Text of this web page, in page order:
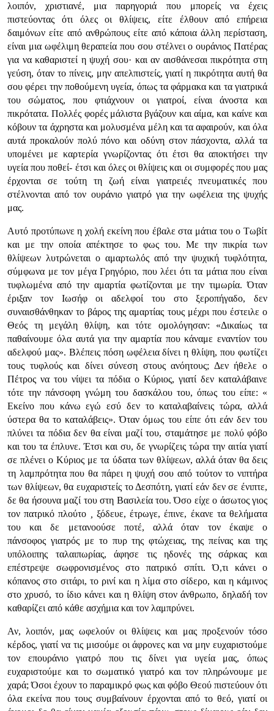
λοιπόν, χριστιανέ, μια παρηγοριά που μπορείς να έχεις
πιστεύοντας ότι όλες οι θλίψεις, είτε έλθουν από επήρεια
δαιμόνων είτε από ανθρώπους είτε από κάποια άλλη περίσταση,
είναι μια ωφέλιμη θεραπεία που σου στέλνει ο ουράνιος Πατέρας
για να καθαριστεί η ψυχή σου· και αν αισθάνεσαι πικρότητα στη
γεύση, όταν το πίνεις, μην απελπιστείς, γιατί η πικρότητα αυτή θα
σου φέρει την ποθούμενη υγεία, όπως τα φάρμακα και τα γιατρικά
του σώματος, που φτιάχνουν οι γιατροί, είναι άνοστα και
πικρότατα. Πολλές φορές μάλιστα βγάζουν και αίμα, και καίνε και
κόβουν τα άχρηστα και μολυσμένα μέλη και τα αφαιρούν, και όλα
αυτά προκαλούν πολύ πόνο και οδύνη στον πάσχοντα, αλλά τα
υπομένει με καρτερία γνωρίζοντας ότι έτσι θα αποκτήσει την
υγεία που ποθεί- έτσι και όλες οι θλίψεις και οι συμφορές που μας
έρχονται σε τούτη τη ζωή είναι γιατρειές πνευματικές που
στέλνονται από τον ουράνιο γιατρό για την ωφέλεια της ψυχής
μας.
Αυτό προτύπωνε η χολή εκείνη που έβαλε στα μάτια του ο Τωβίτ
και με την οποία απέκτησε το φως του. Με την πικρία των
θλίψεων λυτρώνεται ο αμαρτωλός από την ψυχική τυφλότητα,
σύμφωνα με τον μέγα Γρηγόριο, που λέει ότι τα μάτια που είναι
τυφλωμένα από την αμαρτία φωτίζονται με την τιμωρία. Όταν
έριξαν τον Ιωσήφ οι αδελφοί του στο ξεροπήγαδο, δεν
συναισθάνθηκαν το βάρος της αμαρτίας τους μέχρι που έστειλε ο
Θεός τη μεγάλη θλίψη, και τότε ομολόγησαν: «Δικαίως τα
παθαίνουμε όλα αυτά για την αμαρτία που κάναμε εναντίον του
αδελφού μας». Βλέπεις πόση ωφέλεια δίνει η θλίψη, που φωτίζει
τους τυφλούς και δίνει σύνεση στους ανόητους; Δεν ήθελε ο
Πέτρος να του νίψει τα πόδια ο Κύριος, γιατί δεν καταλάβαινε
τότε την πάνσοφη γνώμη του δασκάλου του, όπως του είπε: «
Εκείνο που κάνω εγώ εσύ δεν το καταλαβαίνεις τώρα, αλλά
ύστερα θα το καταλάβεις». Όταν όμως του είπε ότι εάν δεν του
πλύνει τα πόδια δεν θα είναι μαζί του, σταμάτησε με πολύ φόβο
και του τα έπλυνε. Έτσι και συ, δε γνωρίζεις τώρα την αιτία γιατί
σε πλένει ο Κύριος με τα ύδατα των θλίψεων, αλλά όταν θα δεις
τη λαμπρότητα που θα πάρει η ψυχή σου από τούτον το νιπτήρα
των θλίψεων, θα ευχαριστείς το Δεσπότη, γιατί εάν δεν σε ένιπτε,
δε θα ήσουνα μαζί του στη Βασιλεία του. Όσο είχε ο άσωτος γιος
τον πατρικό πλούτο
ξόδευε, έτρωγε, έπινε, έκανε τα θελήματα
του και δε μετανοούσε ποτέ, αλλά όταν τον έκαψε ο
πάνσοφος γιατρός με το πυρ της φτώχειας, της πείνας και της
υπόλοιπης ταλαιπωρίας, άφησε τις ηδονές της σάρκας και
επέστρεψε σωφρονισμένος στο πατρικό σπίτι. Ό,τι κάνει ο
κόπανος στο σιτάρι, το ρινί και η λίμα στο σίδερο, και η κάμινος
στο χρυσό, το ίδιο κάνει και η θλίψη στον άνθρωπο, δηλαδή τον
καθαρίζει από κάθε ασχήμια και τον λαμπρύνει.
Αν, λοιπόν, μας ωφελούν οι θλίψεις και μας προξενούν τόσο
κέρδος, γιατί να τις μισούμε οι άφρονες και να μην ευχαριστούμε
τον επουράνιο γιατρό που τις δίνει για υγεία μας, όπως
ευχαριστούμε και το σωματικό γιατρό και τον πληρώνουμε με
χαρά; Όσοι έχουν το παραμικρό φως και φόβο Θεού πιστεύουν ότι
όλα εκείνα που τους συμβαίνουν έρχονται από το θεό, γιατί οι